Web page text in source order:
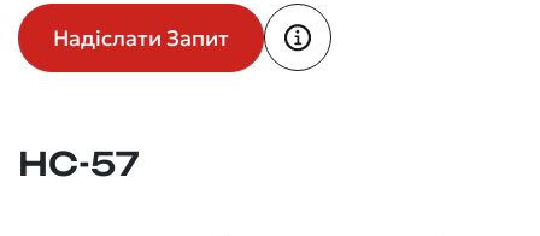
Надіслати Запит
НС-57